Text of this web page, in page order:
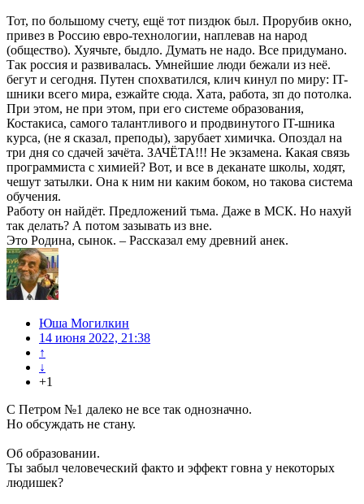
Тот, по большому счету, ещё тот пиздюк был. Прорубив окно,
привез в Россию евро-технологии, наплевав на народ
(общество). Хуячьте, быдло. Думать не надо. Все придумано.
Так россия и развивалась. Умнейшие люди бежали из неё.
бегут и сегодня. Путен спохватился, клич кинул по миру: IT-
шники всего мира, езжайте сюда. Хата, работа, зп до потолка.
При этом, не при этом, при его системе образования,
Костакиса, самого талантливого и продвинутого IT-шника
курса, (не я сказал, преподы), зарубает химичка. Опоздал на
три дня со сдачей зачёта. ЗАЧЁТА!!! Не экзамена. Какая связь
программиста с химией? Вот, и все в деканате школы, ходят,
чешут затылки. Она к ним ни каким боком, но такова система
обучения.
Работу он найдёт. Предложений тьма. Даже в МСК. Но нахуй
так делать? А потом зазывать из вне.
Это Родина, сынок. – Рассказал ему древний анек.
Юша Могилкин
14 июня 2022, 21:38
↑
↓
+1
С Петром №1 далеко не все так однозначно.
Но обсуждать не стану.
Об образовании.
Ты забыл человеческий факто и эффект говна у некоторых
людишек?